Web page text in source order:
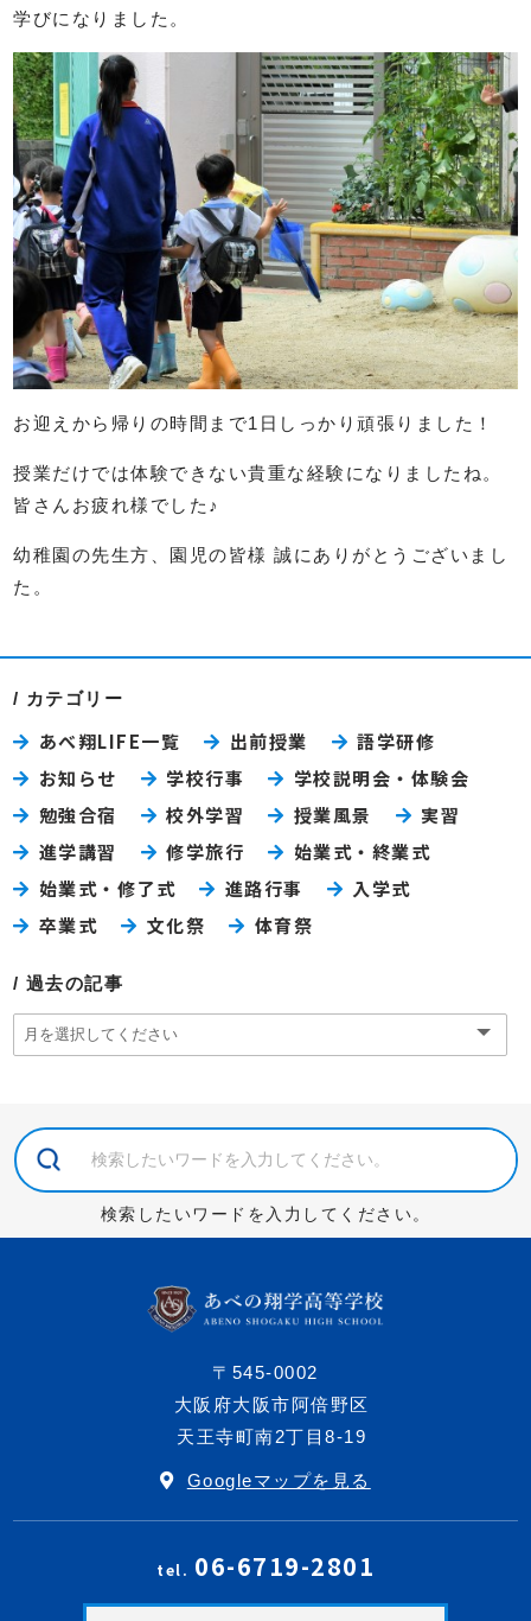
学びになりました。
お迎えから帰りの時間まで1日しっかり頑張りました！
授業だけでは体験できない貴重な経験になりましたね。
皆さんお疲れ様でした♪
幼稚園の先生方、園児の皆様 誠にありがとうございまし
た。
カテゴリー
あべ翔LIFE一覧 出前授業
語学研修
お知らせ
学校行事
学校説明会・体験会
勉強合宿
校外学習 授業風景
実習
進学講習
修学旅行
始業式・終業式
始業式・修了式
進路行事
入学式
卒業式
文化祭 体育祭
過去の記事
検索したいワードを入力してください。
〒545-0002
大阪府大阪市阿倍野区
天王寺町南2丁目8-19
Googleマップを見る
tel. 06-6719-2801